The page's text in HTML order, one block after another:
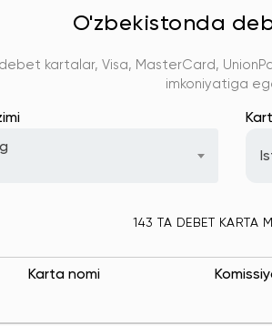
O'zbekistonda
kartalar, Visa, MasterCard,
imkoniyatiga
143 TA DEBET KARTA
Karta nomi